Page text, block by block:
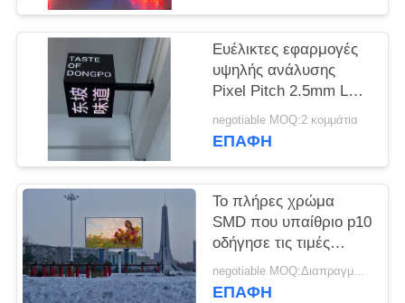
Ευέλικτες εφαρμογές
υψηλής ανάλυσης
Pixel Pitch 2.5mm LED
Cube Screen για
χώρους ψυχαγωγίας
negotiable MOQ:2 κομμάτια
ΕΠΑΦΉ
Το πλήρες χρώμα
SMD που υπαίθριο p10
οδήγησε τις τιμές
οθόνης επίδειξης
οδήγησε την επίδειξη
negotiable MOQ:Διαπραγματεύσιμος
ΕΠΑΦΉ